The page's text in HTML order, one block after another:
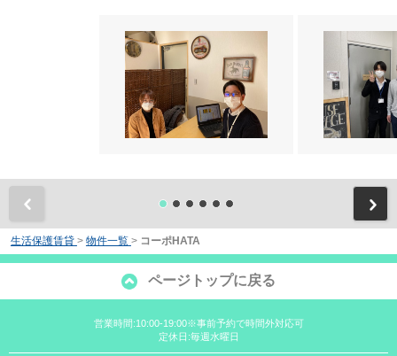
生活保護賃貸 > 物件一覧 > コーポHATA
ページトップに戻る
営業時間:10:00-19:00※事前予約で時間外対応可
定休日:毎週水曜日